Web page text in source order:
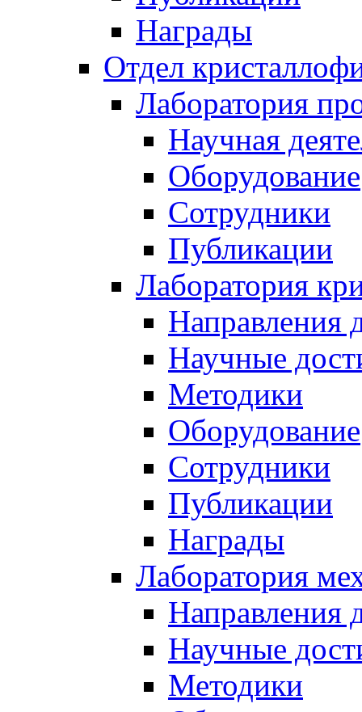
Награды
Отдел
Лаборатория
Научная
Оборудование
Сотрудники
Публикации
Лаборатория
Направления
Научные
Методики
Оборудование
Сотрудники
Публикации
Награды
Лаборатория
Направления
Научные
Методики